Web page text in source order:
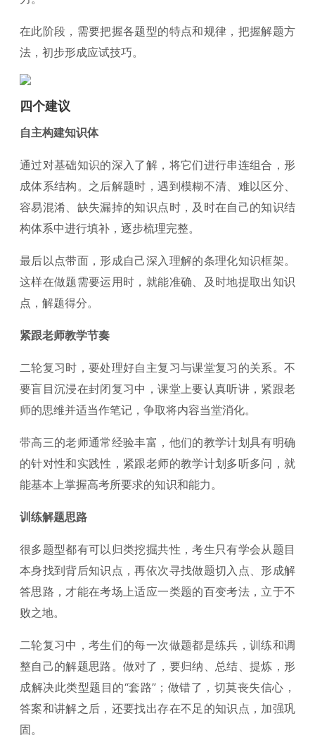
在此阶段，需要把握各题型的特点和规律，把握解题方
法，初步形成应试技巧。
四个建议
自主构建知识体
通过对基础知识的深入了解，将它们进行串连组合，形
成体系结构。之后解题时，遇到模糊不清、难以区分、
容易混淆、缺失漏掉的知识点时，及时在自己的知识结
构体系中进行填补，逐步梳理完整。
最后以点带面，形成自己深入理解的条理化知识框架。
这样在做题需要运用时，就能准确、及时地提取出知识
点，解题得分。
紧跟老师教学节奏
二轮复习时，要处理好自主复习与课堂复习的关系。不
要盲目沉浸在封闭复习中，课堂上要认真听讲，紧跟老
师的思维并适当作笔记，争取将内容当堂消化。
带高三的老师通常经验丰富，他们的教学计划具有明确
的针对性和实践性，紧跟老师的教学计划多听多问，就
能基本上掌握高考所要求的知识和能力。
训练解题思路
很多题型都有可以归类挖掘共性，考生只有学会从题目
本身找到背后知识点，再依次寻找做题切入点、形成解
答思路，才能在考场上适应一类题的百变考法，立于不
败之地。
二轮复习中，考生们的每一次做题都是练兵，训练和调
整自己的解题思路。做对了，要归纳、总结、提炼，形
成解决此类型题目的“套路”；做错了，切莫丧失信心，
答案和讲解之后，还要找出存在不足的知识点，加强巩
固。